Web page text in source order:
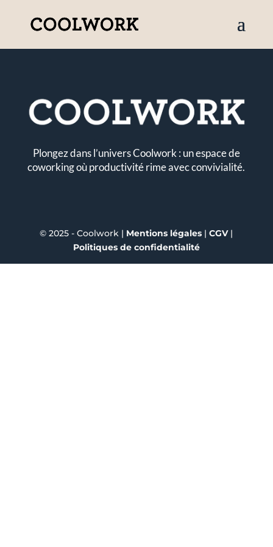
Plongez dans l’univers Coolwork : un espace de
coworking où productivité rime avec convivialité.
© 2025 - Coolwork | Mentions légales |CGV |
Politiques de confidentialité